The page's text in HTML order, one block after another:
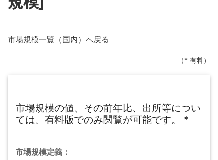
市場規模一覧（国内）へ戻る
（* 有料）
市場規模の値、その前年比、出所等につい
ては、有料版でのみ閲覧が可能です。
*
市場規模定義：